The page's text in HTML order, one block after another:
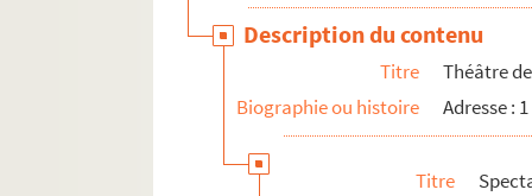
Expositions
6e arrondissement
7e arrondissement
Description du contenu
Titre
Théâtre
Biographie ou histoire
Adresse :
Titre